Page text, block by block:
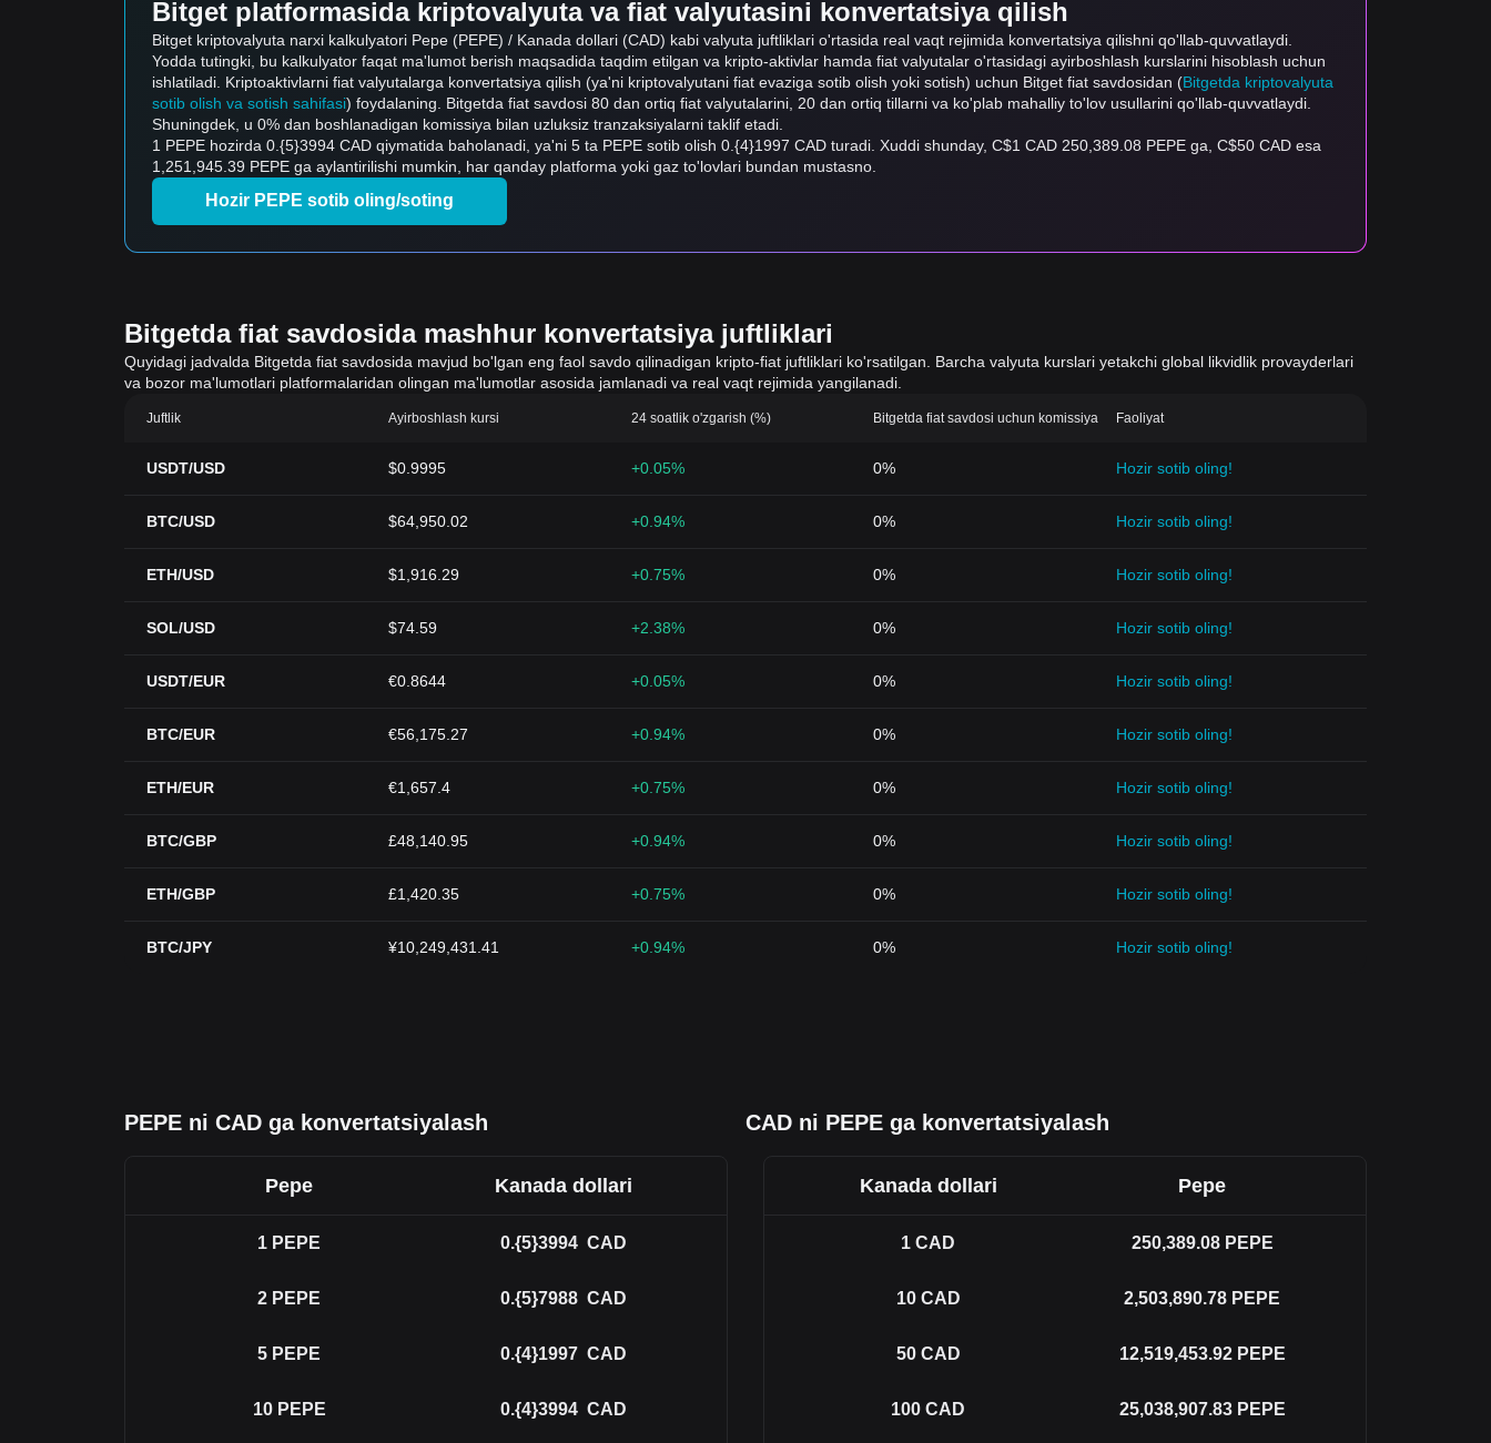
Bitget platformasida kriptovalyuta va fiat valyutasini konvertatsiya qilish
Bitget kriptovalyuta narxi kalkulyatori Pepe (PEPE) / Kanada dollari (CAD) kabi valyuta juftliklari o'rtasida real vaqt rejimida konvertatsiya qilishni qo'llab-quvvatlaydi.
Yodda tutingki, bu kalkulyator faqat ma'lumot berish maqsadida taqdim etilgan va kripto-aktivlar hamda fiat valyutalar o'rtasidagi ayirboshlash kurslarini hisoblash uchun
ishlatiladi. Kriptoaktivlarni fiat valyutalarga konvertatsiya qilish (ya'ni kriptovalyutani fiat evaziga sotib olish yoki sotish) uchun Bitget fiat savdosidan (Bitgetda kriptovalyuta
sotib olish va sotish sahifasi) foydalaning. Bitgetda fiat savdosi 80 dan ortiq fiat valyutalarini, 20 dan ortiq tillarni va ko'plab mahalliy to'lov usullarini qo'llab-quvvatlaydi.
Shuningdek, u 0% dan boshlanadigan komissiya bilan uzluksiz tranzaksiyalarni taklif etadi.
1 PEPE hozirda 0.{5}3994 CAD qiymatida baholanadi, ya'ni 5 ta PEPE sotib olish 0.{4}1997 CAD turadi. Xuddi shunday, C$1 CAD 250,389.08 PEPE ga, C$50 CAD esa
1,251,945.39 PEPE ga aylantirilishi mumkin, har qanday platforma yoki gaz to'lovlari bundan mustasno.
Hozir PEPE sotib oling/soting
Bitgetda fiat savdosida mashhur konvertatsiya juftliklari
Quyidagi jadvalda Bitgetda fiat savdosida mavjud bo'lgan eng faol savdo qilinadigan kripto-fiat juftliklari ko'rsatilgan. Barcha valyuta kurslari yetakchi global likvidlik provayderlari
va bozor ma'lumotlari platformalaridan olingan ma'lumotlar asosida jamlanadi va real vaqt rejimida yangilanadi.
Juftlik Ayirboshlash kursi 24 soatlik o'zgarish (%) Bitgetda fiat savdosi uchun komissiya Faoliyat
USDT/USD $0.9995 +0.05% 0% Hozir sotib oling!
BTC/USD $64,950.02 +0.94% 0% Hozir sotib oling!
ETH/USD $1,916.29 +0.75% 0% Hozir sotib oling!
SOL/USD $74.59 +2.38% 0% Hozir sotib oling!
USDT/EUR €0.8644 +0.05% 0% Hozir sotib oling!
BTC/EUR €56,175.27 +0.94% 0% Hozir sotib oling!
ETH/EUR €1,657.4 +0.75% 0% Hozir sotib oling!
BTC/GBP £48,140.95 +0.94% 0% Hozir sotib oling!
ETH/GBP £1,420.35 +0.75% 0% Hozir sotib oling!
BTC/JPY ¥10,249,431.41 +0.94% 0% Hozir sotib oling!
PEPE ni CAD ga konvertatsiyalash CAD ni PEPE ga konvertatsiyalash
Pepe Kanada dollari
1 PEPE 0.{5}3994 CAD
2 PEPE 0.{5}7988 CAD
5 PEPE 0.{4}1997 CAD
10 PEPE 0.{4}3994 CAD
Kanada dollari Pepe
1 CAD 250,389.08 PEPE
10 CAD 2,503,890.78 PEPE
50 CAD 12,519,453.92 PEPE
100 CAD 25,038,907.83 PEPE